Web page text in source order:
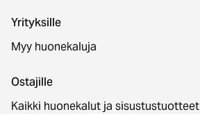
Yrityksille
Myy huonekaluja
Ostajille
Kaikki huonekalut ja sisustustuotteet